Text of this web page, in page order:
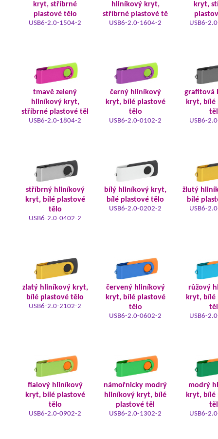
kryt, stříbrné
plastové tělo
USB6-2.0-1504-2
hliníkový kryt,
stříbrné plastové tě
USB6-2.0-1604-2
kryt,
USB6-
tmavě zelený
hliníkový kryt,
stříbrné plastové těl
USB6-2.0-1804-2
černý hliníkový
kryt, bílé plastové
tělo
USB6-2.0-0102-2
grafitová
kryt, bílé
USB6-
stříbrný hliníkový
kryt, bílé plastové
tělo
USB6-2.0-0402-2
bílý hliníkový kryt,
bílé plastové tělo
USB6-2.0-0202-2
žlutý
bílé
USB6-
zlatý hliníkový kryt,
bílé plastové tělo
USB6-2.0-2102-2
červený hliníkový
kryt, bílé plastové
tělo
USB6-2.0-0602-2
růžový
kryt, bílé
USB6-
fialový hliníkový
kryt, bílé plastové
tělo
USB6-2.0-0902-2
námořnicky modrý
hliníkový kryt, bílé
plastové těl
USB6-2.0-1302-2
modrý
kryt, bílé
USB6-